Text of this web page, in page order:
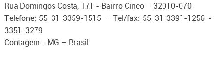
Rua Domingos Costa, 171 - Bairro Cinco – 32010-070
Telefone: 55 31 3359-1515 – Tel/fax: 55 31 3391-1256 -
3351-3279
Contagem - MG – Brasil